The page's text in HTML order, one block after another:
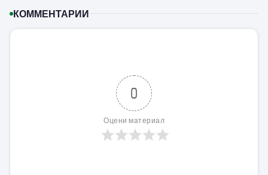
КОММЕНТАРИИ
0
Оцени материал